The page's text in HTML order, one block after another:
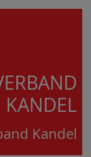
KANDEL
Kandel